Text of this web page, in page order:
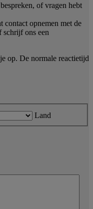
of vragen hebt
contact opnemen met de
schrijf ons een
op. De normale reactietijd
Land